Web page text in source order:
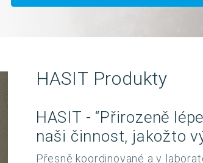
HASIT Produkty
HASIT - “Přirozeně
naši činnost, jakožto
Přesně koordinované a v